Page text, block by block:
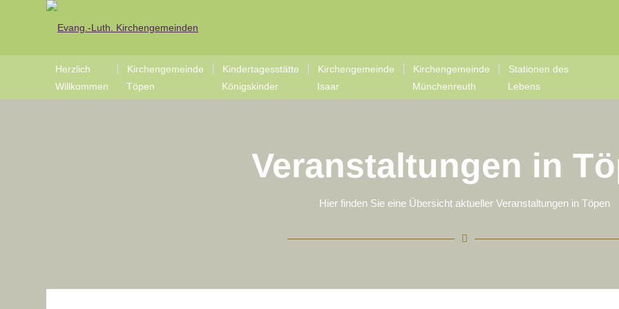
Herzlich
Willkommen
Kirchengemeinde
Töpen
Kindertagesstätte
Königskinder
Kirchengemeinde
Isaar
Kirchengemeinde
Münchenreuth
Stationen des
Lebens
Veranstaltungen in
Hier finden Sie eine Übersicht aktueller Veranstaltungen in Töpen